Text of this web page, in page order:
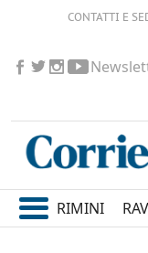
CONTATTI E
RIMINI